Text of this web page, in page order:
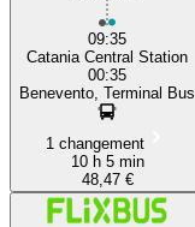
09:35
Catania Central Station
00:35
Benevento, Terminal Bus
1 changement
10 h 5 min
48,47 €